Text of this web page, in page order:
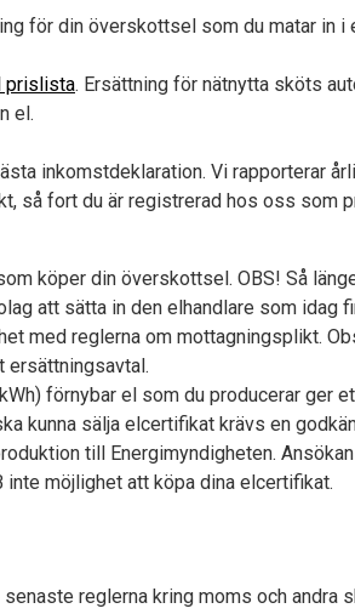
för din överskottsel som du matar in i
prislista. Ersättning för nätnytta sköts
el.
inkomstdeklaration. Vi rapporterar
så fort du är registrerad hos oss som
köper din överskottsel. OBS! Så
att sätta in den elhandlare som idag
med reglerna om mottagningsplikt.
ersättningsavtal.
förnybar el som du producerar ger
kunna sälja elcertifikat krävs en
till Energimyndigheten.
inte möjlighet att köpa dina elcertifikat.
reglerna kring moms och andra